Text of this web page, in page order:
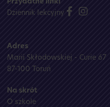
Przydatne linki
Dziennik lekcyjny
Adres
Marii Skłodowskiej - Curie 67
87-100 Toruń
Na skrót
O szkole